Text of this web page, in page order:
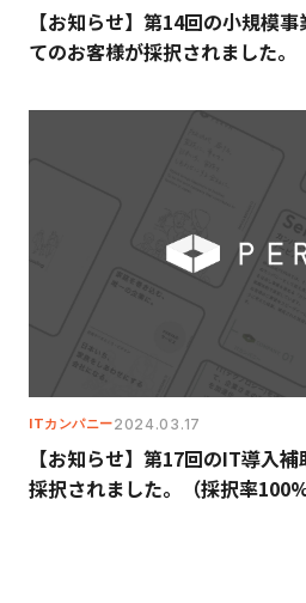
【お知らせ】第14回の小規模
てのお客様が採択されました。
ITカンパニー2024.03.17
【お知らせ】第17回のIT導入
採択されました。（採択率100%